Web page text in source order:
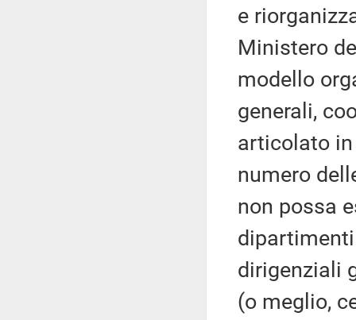
e
Ministero
modello
generali,
articolato
numero
non possa
dirigenziali
(o meglio,